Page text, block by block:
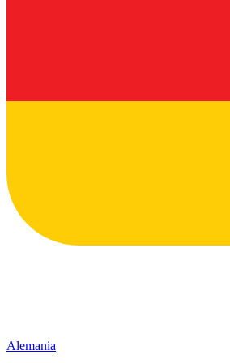
Alemania